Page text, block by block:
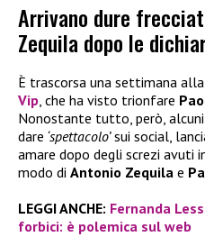
Arrivano dure
Zequila dopo le
È trascorsa una settimana
Vip, che ha visto trionfare
Nonostante tutto, però,
dare ‘spettacolo’sui social,
amare dopo degli screzi avuti
modo di Antonio Zequila e
LEGGI ANCHE: Fernanda
forbici: è polemica sul web